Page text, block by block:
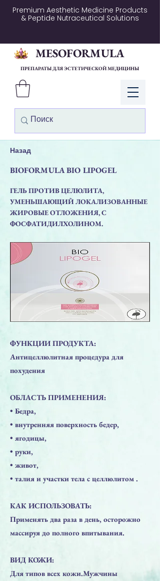
Premium Aesthetic Medicine Products
& Peptide Nutraceutical Solutions
Войти
MESOFORMULA
ПРЕПАРАТЫ ДЛЯ ЭСТЕТИЧЕСКОЙ МЕДИЦИНЫ
Назад
BIOFORMULA BIO LIPOGEL
ГЕЛЬ ПРОТИВ ЦЕЛЮЛИТА,
УМЕНЬШАЮЩИЙ ЛОКАЛИЗОВАННЫЕ
ЖИРОВЫЕ ОТЛОЖЕНИЯ, С
ФОСФАТИДИЛХОЛИНОМ.
ФУНКЦИИ ПРОДУКТА:
Антицеллюлитная процедура для
похудения
​ОБЛАСТЬ ПРИМЕНЕНИЯ:
• Бедра,
• внутренняя поверхность бедер,
• ягодицы,
• руки,
• живот,
• талия и участки тела с целлюлитом .
КАК ИСПОЛЬЗОВАТЬ:
Применять два раза в день, осторожно
массируя до полного впитывания.
ВИД КОЖИ:
Для типов всех кожи.Мужчины